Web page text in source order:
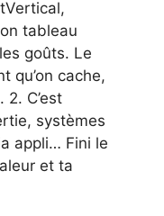
tableau
goûts. Le
qu’on cache,
C’est
systèmes
appli… Fini le
et ta